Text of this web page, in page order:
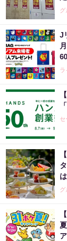
グ
J
ラ
セ
グ